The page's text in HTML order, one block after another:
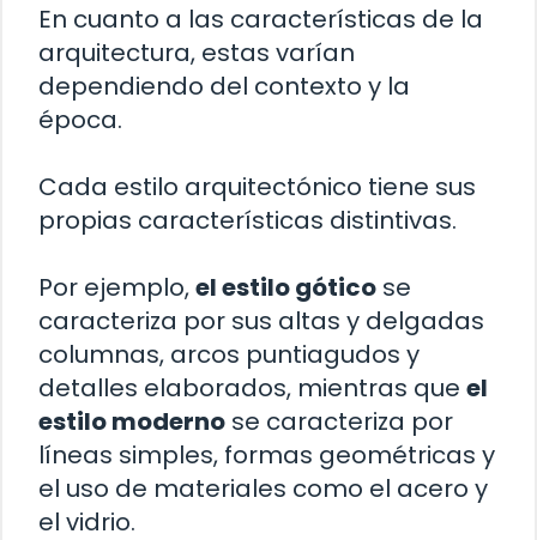
En cuanto a las características de la
arquitectura, estas varían
dependiendo del contexto y la
época.
Cada estilo arquitectónico tiene sus
propias características distintivas.
Por ejemplo,el estilo gótico se
caracteriza por sus altas y delgadas
columnas, arcos puntiagudos y
detalles elaborados, mientras que el
estilo moderno se caracteriza por
líneas simples, formas geométricas y
el uso de materiales como el acero y
el vidrio.